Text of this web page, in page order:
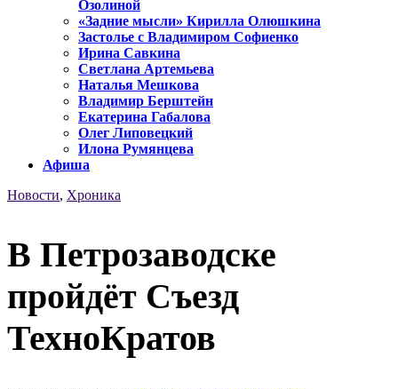
Озолиной
«Задние мысли» Кирилла Олюшкина
Застолье с Владимиром Софиенко
Ирина Савкина
Светлана Артемьева
Наталья Мешкова
Владимир Берштейн
Екатерина Габалова
Олег Липовецкий
Илона Румянцева
Афиша
Новости, Хроника
В Петрозаводске
пройдёт Съезд
ТехноКратов